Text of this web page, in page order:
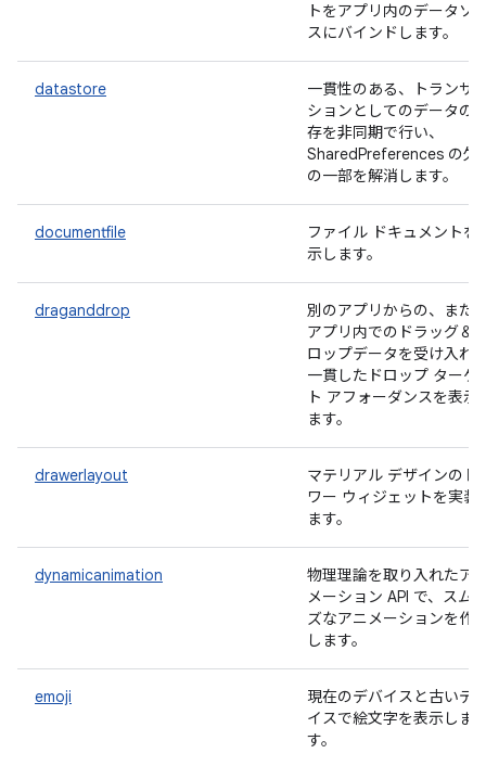
トをアプリ内のデータソ
スにバインドします。
datastore
一貫性のある、トランザ
ションとしてのデータの
存を非同期で行い、
SharedPreferences の欠
の一部を解消します。
documentfile
ファイル ドキュメントを
示します。
draganddrop
別のアプリからの、また
アプリ内でのドラッグ＆
ロップデータを受け入れ
一貫したドロップ ターゲ
ト アフォーダンスを表示
ます。
drawerlayout
マテリアル デザインのド
ワー ウィジェットを実装
ます。
dynamicanimation
物理理論を取り入れたア
メーション API で、スム
ズなアニメーションを作
します。
emoji
現在のデバイスと古いデ
イスで絵文字を表示しま
す。